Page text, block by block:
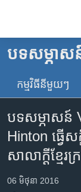
គេហទំព័រ​
និង​
ចូល​
ទំព័រ​
ព័ត៌មាន​​
ម្តង
កម្ពុជា
អន្តរជាតិ
ហេឡូវីអូអេ
បទ​សម្ភាស
កម្មវិធី​នីមួយៗ
បទ​សម្ភាសន៍
Hinton ធ្វើ​
សាលាក្តី​ខ្មែរ​
06 មិថុនា 2016